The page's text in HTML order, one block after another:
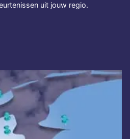
uit jouw regio.